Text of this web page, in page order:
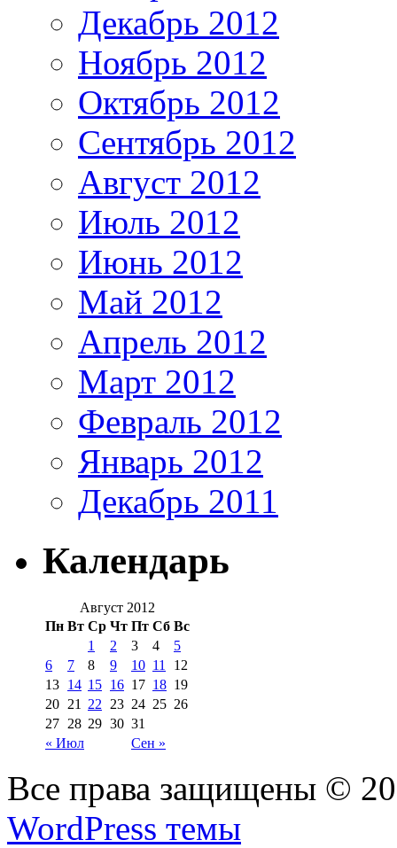
Декабрь 2012
Ноябрь 2012
Октябрь 2012
Сентябрь 2012
Август 2012
Июль 2012
Июнь 2012
Май 2012
Апрель 2012
Март 2012
Февраль 2012
Январь 2012
Декабрь 2011
Календарь
Август 2012
Пн Вт Ср Чт Пт Сб Вс
« Июл Сен »
1 2 3 4
5
6
7 8 9 10 11
12
13 14 15 16 17 18 19
20 21 22 23 24 25 26
27 28 29 30 31
Все права защищены ©
WordPress темы